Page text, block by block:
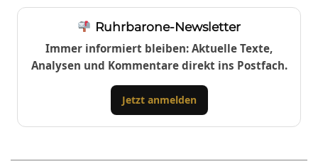
Ruhrbarone-Newsletter
Immer informiert bleiben: Aktuelle Texte,
Analysen und Kommentare direkt ins Postfach.
Jetzt anmelden